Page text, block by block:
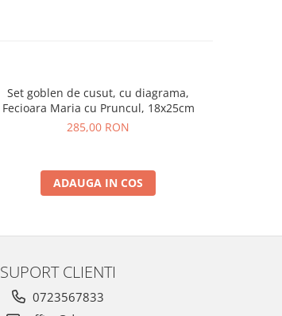
Set goblen de cusut, cu diagrama,
Fecioara Maria cu Pruncul, 18x25cm
285,00 RON
ADAUGA IN COS
SUPORT CLIENTI
0723567833